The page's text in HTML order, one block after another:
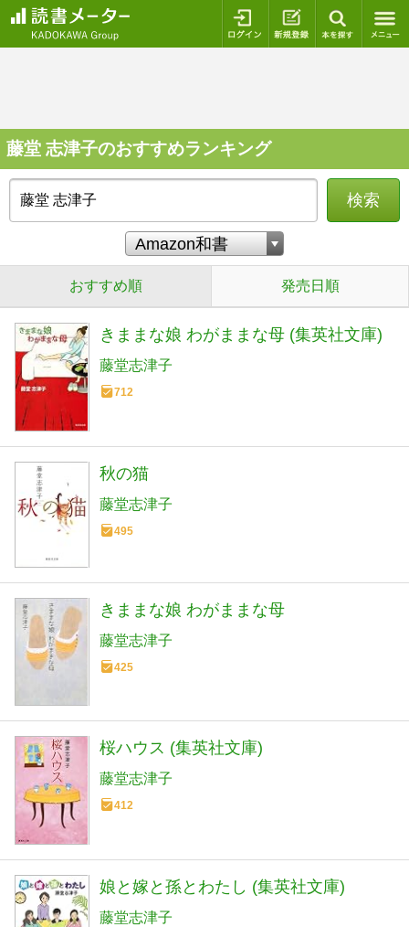
ログイン 新規登録
藤堂 志津子のおすすめランキング
検索
おすすめ順 発売日順
きままな娘 わがままな母 (集英社文庫)
藤堂志津子
712
秋の猫
藤堂志津子
495
きままな娘 わがままな母
藤堂志津子
425
桜ハウス (集英社文庫)
藤堂志津子
412
娘と嫁と孫とわたし (集英社文庫)
藤堂志津子